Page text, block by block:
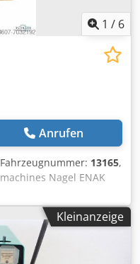
1 / 6
Anrufen
13165,
Nagel ENAK
by Skype-Video
visit - more machines
be inspect Dksdpoh
/ Nürnberg - Can be
Kleinanzeige